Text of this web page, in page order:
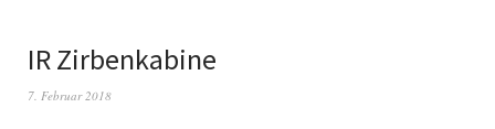
IR Zirbenkabine
7. Februar 2018